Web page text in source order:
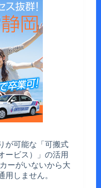
が可能な「可搬式
ービス）」の活用
ーがいないから大
用しません。